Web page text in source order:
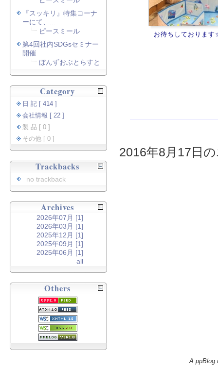
お待ちしておりま
2016年8月17日
『スッキリ』特集コーナ
ーにて、...
ピースミール
第4回社内SDGsセミナー
開催
ぼんずおぶとらすと
Category
日 記 [ 414 ]
会社情報 [ 22 ]
製 品 [ 0 ]
その他 [ 0 ]
Trackbacks
no trackback
Archives
2026年07月 [1]
2026年03月 [1]
2025年12月 [1]
2025年09月 [1]
2025年06月 [1]
all
Others
A ppBlog